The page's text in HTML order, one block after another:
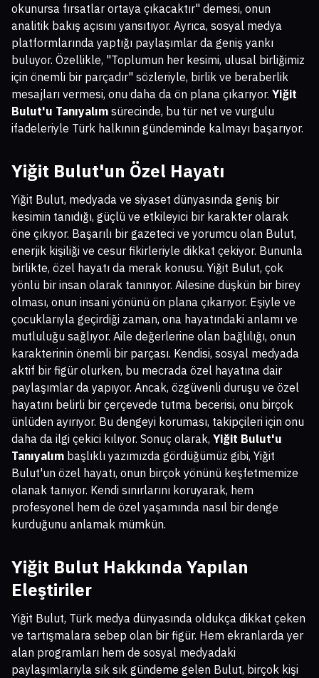
okunursa fırsatlar ortaya çıkacaktır" demesi, onun
analitik bakış açısını yansıtıyor. Ayrıca, sosyal medya
platformlarında yaptığı paylaşımlar da geniş yankı
buluyor. Özellikle, "Toplumun her kesimi, ulusal birliğimiz
için önemli bir parçadır" sözleriyle, birlik ve beraberlik
mesajları vermesi, onu daha da ön plana çıkarıyor. Yiğit
Bulut'u Tanıyalım sürecinde, bu tür net ve vurgulu
ifadeleriyle Türk halkının gündeminde kalmayı başarıyor.
Yiğit Bulut'un Özel Hayatı
Yiğit Bulut, medyada ve siyaset dünyasında geniş bir
kesimin tanıdığı, güçlü ve etkileyici bir karakter olarak
öne çıkıyor. Başarılı bir gazeteci ve yorumcu olan Bulut,
enerjik kişiliği ve cesur fikirleriyle dikkat çekiyor. Bununla
birlikte, özel hayatı da merak konusu. Yiğit Bulut, çok
yönlü bir insan olarak tanınıyor. Ailesine düşkün bir birey
olması, onun insani yönünü ön plana çıkarıyor. Eşiyle ve
çocuklarıyla geçirdiği zaman, ona hayatındaki anlamı ve
mutluluğu sağlıyor. Aile değerlerine olan bağlılığı, onun
karakterinin önemli bir parçası. Kendisi, sosyal medyada
aktif bir figür olurken, bu mecrada özel hayatına dair
paylaşımlar da yapıyor. Ancak, özgüvenli duruşu ve özel
hayatını belirli bir çerçevede tutma becerisi, onu birçok
ünlüden ayırıyor. Bu dengeyi koruması, takipçileri için onu
daha da ilgi çekici kılıyor. Sonuç olarak, Yiğit Bulut'u
Tanıyalım başlıklı yazımızda gördüğümüz gibi, Yiğit
Bulut'un özel hayatı, onun birçok yönünü keşfetmemize
olanak tanıyor. Kendi sınırlarını koruyarak, hem
profesyonel hem de özel yaşamında nasıl bir denge
kurduğunu anlamak mümkün.
Yiğit Bulut Hakkında Yapılan
Eleştiriler
Yiğit Bulut, Türk medya dünyasında oldukça dikkat çeken
ve tartışmalara sebep olan bir figür. Hem ekranlarda yer
alan programları hem de sosyal medyadaki
paylaşımlarıyla sık sık gündeme gelen Bulut, birçok kişi